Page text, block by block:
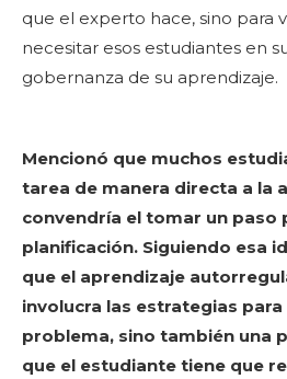
que el experto hace, sino para
necesitar esos estudiantes en
gobernanza de su aprendizaje.
Mencionó que muchos
tarea de manera directa a la
convendría el tomar un paso
planificación. Siguiendo esa
que el aprendizaje
involucra las estrategias
problema, sino también una
que el estudiante tiene que